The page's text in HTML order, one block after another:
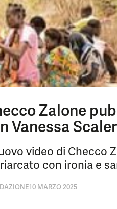
Zalone
Vanessa
video di Checco
con ironia e
10 MARZO 2025